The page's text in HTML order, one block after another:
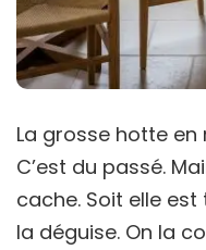
La grosse hotte
C’est du passé.
cache. Soit elle
la déguise. On la